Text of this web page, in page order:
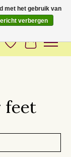
Verlanglijst
feet
met het gebruik van
verbergen